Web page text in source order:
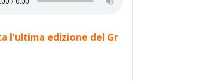
l'ultima edizione del Gr